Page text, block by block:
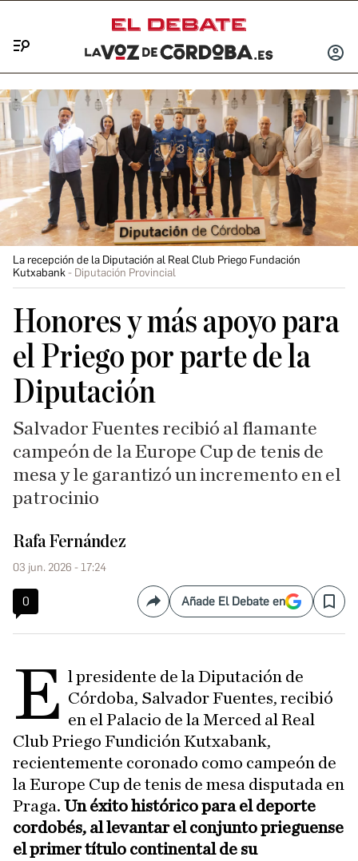
INICIAR
La recepción de la Diputación al Real Club Priego Fundación
Kutxabank
Diputación Provincial
Honores y más apoyo para
el Priego por parte de la
Diputación
Salvador Fuentes recibió al flamante
campeón de la Europe Cup de tenis de
mesa y le garantizó un incremento en el
patrocinio
Rafa Fernández
03 jun. 2026 - 17:24
0 CompartirAñade El Debate en Save
E l presidente de la Diputación de
Córdoba, Salvador Fuentes, recibió
en el Palacio de la Merced al Real
Club Priego Fundición Kutxabank,
recientemente coronado como campeón de
la Europe Cup de tenis de mesa disputada en
Praga. Un éxito histórico para el deporte
cordobés, al levantar el conjunto prieguense
el primer título continental de su